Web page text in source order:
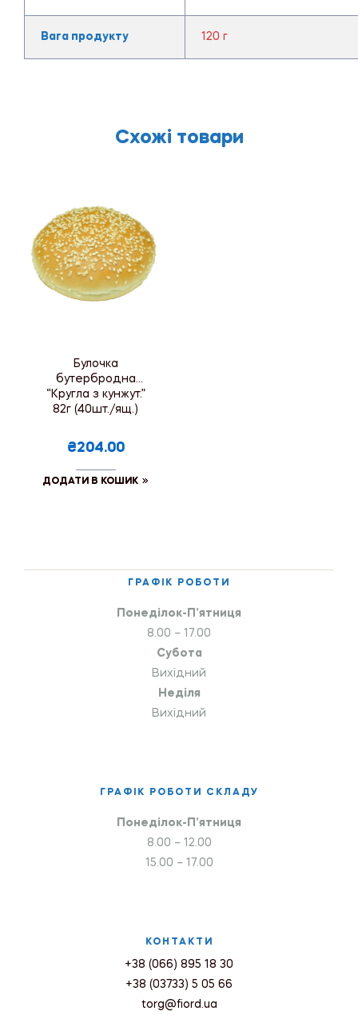
Вага продукту 120 г
Схожі товари
Булочка
бутербродна
“Кругла з кунжут.”
82г (40шт./ящ.)
₴204.00
ДОДАТИ В КОШИК
ГРАФІК РОБОТИ
Понеділок-П’ятниця
8.00 – 17.00
Субота
Вихідний
Неділя
Вихідний
ГРАФІК РОБОТИ СКЛАДУ
Понеділок-П’ятниця
8.00 – 12.00
15.00 – 17.00
КОНТАКТИ
+38 (066) 895 18 30
+38 (03733) 5 05 66
torg@fiord.ua